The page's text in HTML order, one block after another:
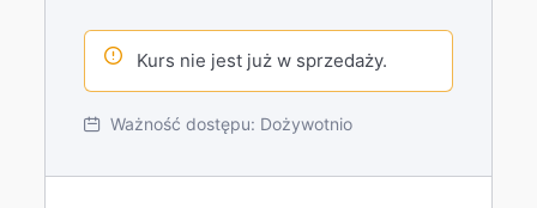
Kurs nie jest już w sprzedaży.
Ważność dostępu: Dożywotnio